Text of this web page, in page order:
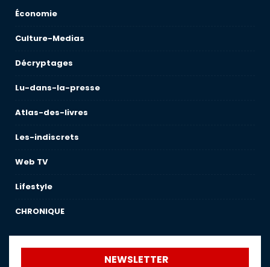
Économie
Culture-Medias
Décryptages
Lu-dans-la-presse
Atlas-des-livres
Les-indiscrets
Web TV
Lifestyle
CHRONIQUE
NEWSLETTER